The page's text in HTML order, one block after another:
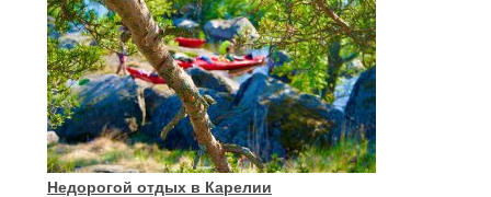
Недорогой отдых в Карелии